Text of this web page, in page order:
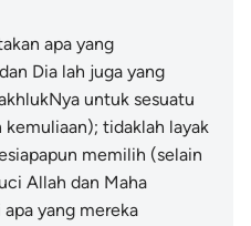
apa yang
Dia lah juga yang
untuk sesuatu
kemuliaan); tidaklah layak
memilih (selain
Allah dan Maha
apa yang mereka